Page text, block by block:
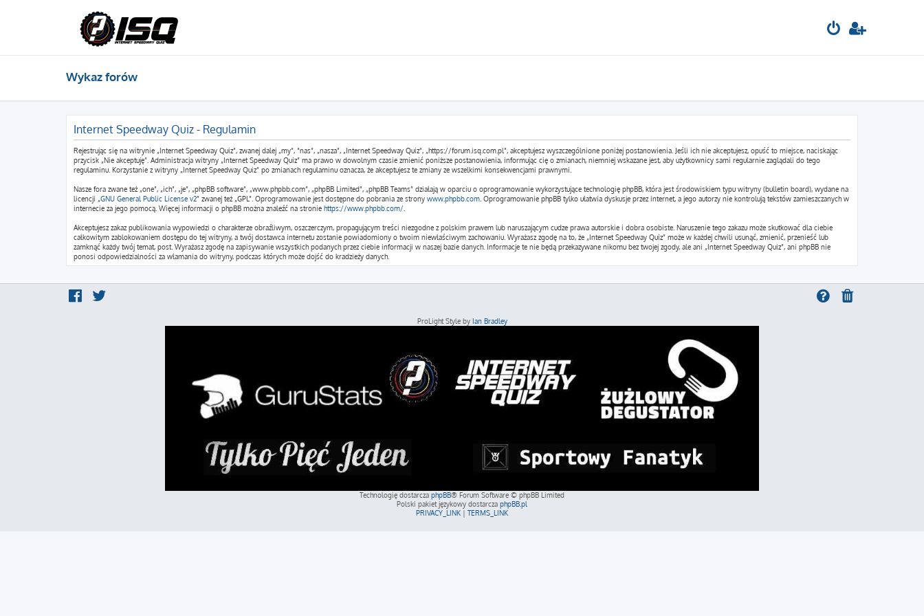
Wykaz forów
Internet Speedway Quiz - Regulamin
Rejestrując się na witrynie „Internet Speedway Quiz”, zwanej dalej „my”, ”nas”, „nasza”, „Internet Speedway Quiz”, „https://forum.isq.com.pl”, akceptujesz wyszczególnione poniżej postanowienia. Jeśli ich nie akceptujesz, opuść to miejsce, naciskając
przycisk „Nie akceptuję”. Administracja witryny „Internet Speedway Quiz” ma prawo w dowolnym czasie zmienić poniższe postanowienia, informując cię o zmianach, niemniej wskazane jest, aby użytkownicy sami regularnie zaglądali do tego
regulaminu. Korzystanie z witryny „Internet Speedway Quiz” po zmianach regulaminu oznacza, że akceptujesz te zmiany ze wszelkimi konsekwencjami prawnymi.
Nasze fora zwane też „one”, „ich”, „je”, „phpBB software”, „www.phpbb.com”, „phpBB Limited”, „phpBB Teams” działają w oparciu o oprogramowanie wykorzystujące technologię phpBB, która jest środowiskiem typu witryny (bulletin board), wydane na
licencji „GNU General Public License v2” zwanej też „GPL”. Oprogramowanie jest dostępne do pobrania ze strony www.phpbb.com . Oprogramowanie phpBB tylko ułatwia dyskusje przez internet, a jego autorzy nie kontrolują tekstów zamieszczanych w
internecie za jego pomocą. Więcej informacji o phpBB można znaleźć na stronie https://www.phpbb.com/
Akceptujesz zakaz publikowania wypowiedzi o charakterze obraźliwym, oszczerczym, propagującym treści niezgodne z polskim prawem lub naruszającym cudze prawa autorskie i dobra osobiste. Naruszenie tego zakazu może skutkować dla ciebie
całkowitym zablokowaniem dostępu do tej witryny, a twój dostawca internetu zostanie powiadomiony o twoim niewłaściwym zachowaniu. Wyrażasz zgodę na to, że „Internet Speedway Quiz” może w każdej chwili usunąć, zmienić, przenieść lub
zamknąć każdy twój temat, post. Wyrażasz zgodę na zapisywanie wszystkich podanych przez ciebie informacji w naszej bazie danych. Informacje te nie będą przekazywane nikomu bez twojej zgody, ale ani „Internet Speedway Quiz”, ani phpBB nie
ponosi odpowiedzialności za włamania do witryny, podczas których może dojść do kradzieży danych.
ProLight Style by Ian Bradley
Technologię dostarcza phpBB® Forum Software © phpBB Limited
Polski pakiet językowy dostarcza phpBB.pl
PRIVACY_LINK | TERMS_LINK